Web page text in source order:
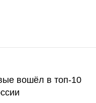
вошёл в топ-10